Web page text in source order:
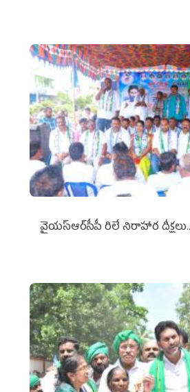
వైయ‌స్ఆర్‌సీపీ రిలే నిరాహార